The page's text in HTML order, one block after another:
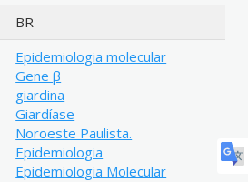
BR
Epidemiologia molecular
Gene β
giardina
Giardíase
Noroeste Paulista.
Epidemiologia
Epidemiologia Molecular